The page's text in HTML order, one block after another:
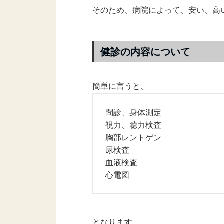
そのため、病院によって、安い、高
健診の内容について
簡単に言うと、
問診、身体測定
視力、聴力検査
胸部レントゲン
尿検査
血液検査
心電図
となります。